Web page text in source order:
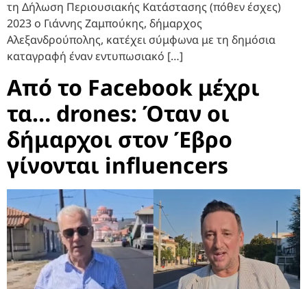
τη Δήλωση Περιουσιακής Κατάστασης (πόθεν έσχες)
2023 ο Γιάννης Ζαμπούκης, δήμαρχος
Αλεξανδρούπολης, κατέχει σύμφωνα με τη δημόσια
καταγραφή έναν εντυπωσιακό […]
Από το Facebook μέχρι
τα… drones: Όταν οι
δήμαρχοι στον Έβρο
γίνονται influencers